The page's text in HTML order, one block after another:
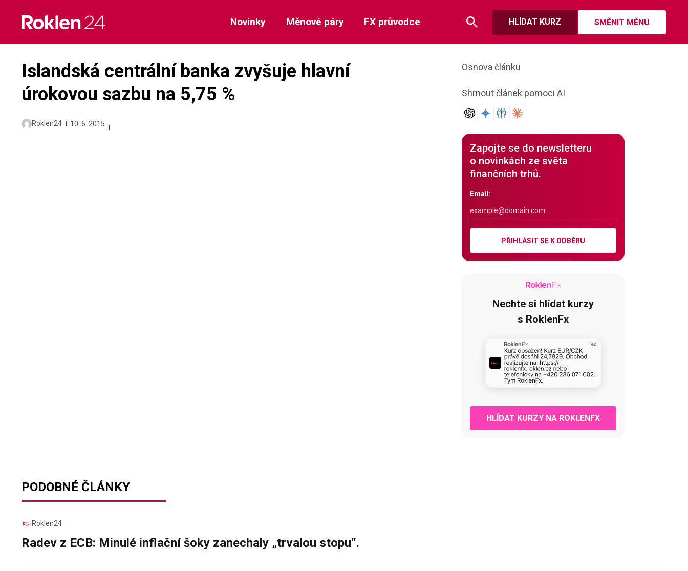
content
HLÍDAT KURZ SMĚNIT MĚNU
Novinky Měnové páry FX průvodce
Islandská centrální banka zvyšuje hlavní
úrokovou sazbu na 5,75 %
Roklen24 10. 6. 2015
Osnova článku
Shrnout článek pomoci AI
Zapojte se do newsletteru
o novinkách ze světa
finančních trhů.
Email:
PŘIHLÁSIT SE K ODBĚRU
Nechte si hlídat kurzy
s RoklenFx
HLÍDAT KURZY NA ROKLENFX
PODOBNÉ ČLÁNKY
Roklen24
Radev z ECB: Minulé inflační šoky zanechaly „trvalou stopu“.